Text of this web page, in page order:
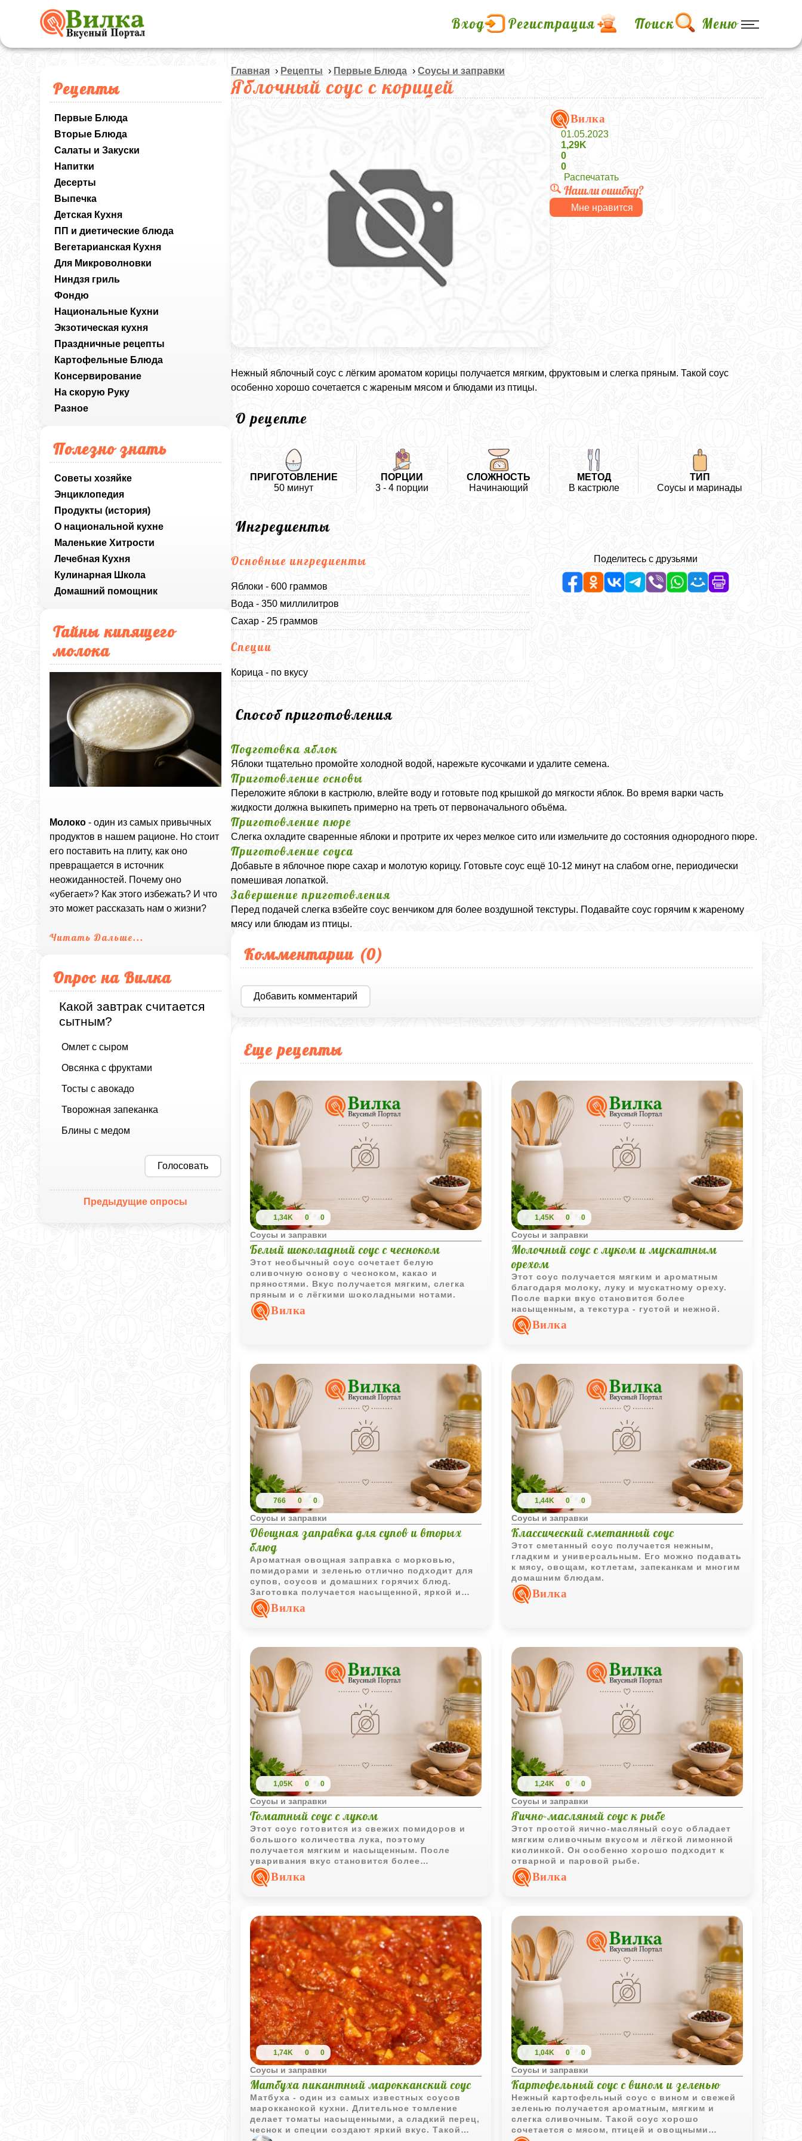
Вход Регистрация Поиск Меню
Рецепты
Первые Блюда
Вторые Блюда
Салаты и Закуски
Напитки
Десерты
Выпечка
Детская Кухня
ПП и диетические блюда
Вегетарианская Кухня
Для Микроволновки
Ниндзя гриль
Фондю
Национальные Кухни
Экзотическая кухня
Праздничные рецепты
Картофельные Блюда
Консервирование
На скорую Руку
Разное
Полезно знать
Советы хозяйке
Энциклопедия
Продукты (история)
О национальной кухне
Маленькие Хитрости
Лечебная Кухня
Кулинарная Школа
Домашний помощник
Тайны кипящего
молока
Молоко - один из самых привычных
продуктов в нашем рационе. Но стоит
его поставить на плиту, как оно
превращается в источник
неожиданностей. Почему оно
«убегает»? Как этого избежать? И что
это может рассказать нам о жизни?
Читать Дальше...
Опрос на Вилка
Какой завтрак считается
сытным?
Омлет с сыром
Овсянка с фруктами
Тосты с авокадо
Творожная запеканка
Блины с медом
Голосовать
Предыдущие опросы
Главная › Рецепты › Первые Блюда ›Соусы и заправки
Яблочный соус с корицей
Вилка
01.05.2023
1,29K
0
0
Распечатать
Нашли ошибку?
Мне нравится
Нежный яблочный соус с лёгким ароматом корицы получается мягким, фруктовым и слегка пряным. Такой соус
особенно хорошо сочетается с жареным мясом и блюдами из птицы.
О рецепте
ПРИГОТОВЛЕНИЕ
50 минут
ПОРЦИИ
3 - 4 порции
СЛОЖНОСТЬ
Начинающий
МЕТОД
В кастрюле
ТИП
Соусы и маринады
Ингредиенты
Основные ингредиенты
Яблоки - 600 граммов
Вода - 350 миллилитров
Сахар - 25 граммов
Специи
Корица - по вкусу
Поделитесь с друзьями
Способ приготовления
Подготовка яблок
Яблоки тщательно промойте холодной водой, нарежьте кусочками и удалите семена.
Приготовление основы
Переложите яблоки в кастрюлю, влейте воду и готовьте под крышкой до мягкости яблок. Во время варки часть
жидкости должна выкипеть примерно на треть от первоначального объёма.
Приготовление пюре
Слегка охладите сваренные яблоки и протрите их через мелкое сито или измельчите до состояния однородного пюре.
Приготовление соуса
Добавьте в яблочное пюре сахар и молотую корицу. Готовьте соус ещё 10-12 минут на слабом огне, периодически
помешивая лопаткой.
Завершение приготовления
Перед подачей слегка взбейте соус венчиком для более воздушной текстуры. Подавайте соус горячим к жареному
мясу или блюдам из птицы.
Комментарии (0)
Добавить комментарий
Еще рецепты
1,34K 0 0
Соусы и заправки
Белый шоколадный соус с чесноком
Этот необычный соус сочетает белую
сливочную основу с чесноком, какао и
пряностями. Вкус получается мягким, слегка
пряным и с лёгкими шоколадными нотами.
Вилка
1,45K 0 0
Соусы и заправки
Молочный соус с луком и мускатным
орехом
Этот соус получается мягким и ароматным
благодаря молоку, луку и мускатному ореху.
После варки вкус становится более
насыщенным, а текстура - густой и нежной.
Вилка
766 0 0
Соусы и заправки
Овощная заправка для супов и вторых
блюд
Ароматная овощная заправка с морковью,
помидорами и зеленью отлично подходит для
супов, соусов и домашних горячих блюд.
Заготовка получается насыщенной, яркой и
очень удобной для повседневного
использования.
Вилка
1,44K 0 0
Соусы и заправки
Классический сметанный соус
Этот сметанный соус получается нежным,
гладким и универсальным. Его можно подавать
к мясу, овощам, котлетам, запеканкам и многим
домашним блюдам.
Вилка
1,05K 0 0
Соусы и заправки
Томатный соус с луком
Этот соус готовится из свежих помидоров и
большого количества лука, поэтому
получается мягким и насыщенным. После
уваривания вкус становится более
концентрированным, а текстура - густой и
однородной.
Вилка
1,24K 0 0
Соусы и заправки
Яично-масляный соус к рыбе
Этот простой яично-масляный соус обладает
мягким сливочным вкусом и лёгкой лимонной
кислинкой. Он особенно хорошо подходит к
отварной и паровой рыбе.
Вилка
1,74K 0 0
Соусы и заправки
Матбуха пикантный марокканский соус
Матбуха - один из самых известных соусов
марокканской кухни. Длительное томление
делает томаты насыщенными, а сладкий перец,
чеснок и специи создают яркий вкус. Такой
1,04K 0 0
Соусы и заправки
Картофельный соус с вином и зеленью
Нежный картофельный соус с вином и свежей
зеленью получается ароматным, мягким и
слегка сливочным. Такой соус хорошо
сочетается с мясом, птицей и овощными